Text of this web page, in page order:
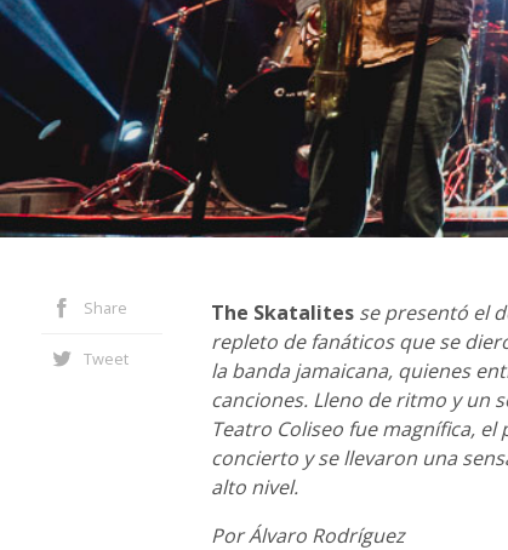
Share
Tweet
The Skatalites se presentó el
repleto de fanáticos que se
la banda jamaicana, quienes
canciones. Lleno de ritmo y un
Teatro Coliseo fue magnífica,
concierto y se llevaron una
alto nivel.
Por Álvaro Rodríguez